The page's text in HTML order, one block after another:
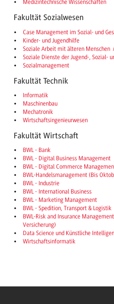
Medizintechnische Wissenschaften
Fakultät Sozialwesen
Case Management im Sozial- und
Kinder- und Jugendhilfe
Soziale Arbeit mit älteren Menschen
Soziale Dienste der Jugend-, Sozial-
Sozialmanagement
Fakultät Technik
Informatik
Maschinenbau
Mechatronik
Wirtschaftsingenieurwesen
Fakultät Wirtschaft
BWL - Bank
BWL - Digital Business Management
BWL - Digital Commerce
BWL-Handelsmanagement (Bis
BWL - Industrie
BWL - International Business
BWL - Marketing Management
BWL - Spedition, Transport & Logistik
BWL-Risk and Insurance
Versicherung)
Data Science und Künstliche
Wirtschaftsinformatik